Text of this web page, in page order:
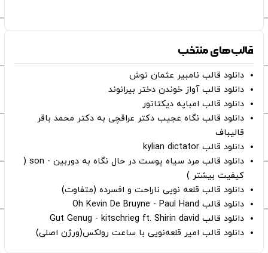
قالب‌های منتخب
دانلود قالب نامبیر عثمان ‌توش
دانلود قالب آواز خوندن دختر بیرانوند
دانلود قالب امباپه دیکتاتور
دانلود قالب نگاه عجیب دکتر عراقچی به دکتر محمد باقر
قالیباف
دانلود قالب kylian dictator
دانلود قالب مرد سیاه پوست در حال نگاه به دوربین - son (
کیفیت بیشتر )
دانلود قالب قلعه نویی ناراحت و افسرده (متفاوت)
دانلود قالب Oh Kevin De Bruyne - Paul Hand
دانلود قالب Gut Genug - kitschrieg ft. Shirin david
دانلود قالب امیر قلعه‌نویی با ساعت رولکس(ورژن اصلی)